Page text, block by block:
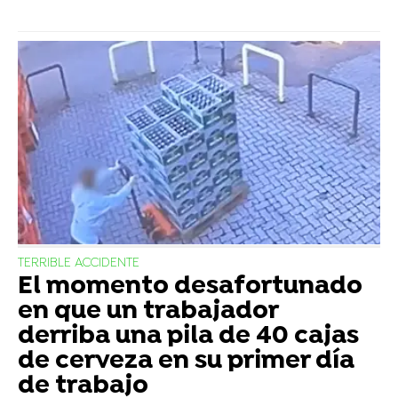
TERRIBLE ACCIDENTE
El momento desafortunado
en que un trabajador
derriba una pila de 40 cajas
de cerveza en su primer día
de trabajo